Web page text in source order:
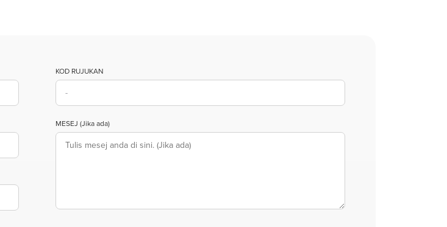
KOD RUJUKAN
MESEJ (Jika ada)